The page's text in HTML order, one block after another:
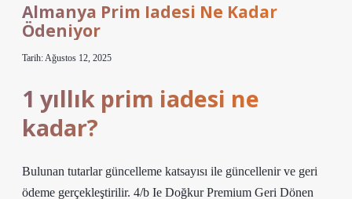
Almanya Prim Iadesi Ne Kadar
Ödeniyor
Tarih: Ağustos 12, 2025
1 yıllık prim iadesi ne
kadar?
Bulunan tutarlar güncelleme katsayısı ile güncellenir ve geri
ödeme gerçekleştirilir. 4/b Ie Doğkur Premium Geri Dönen